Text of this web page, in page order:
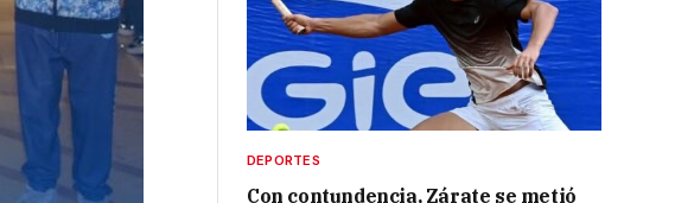
DEPORTES
Con contundencia, Zárate se metió